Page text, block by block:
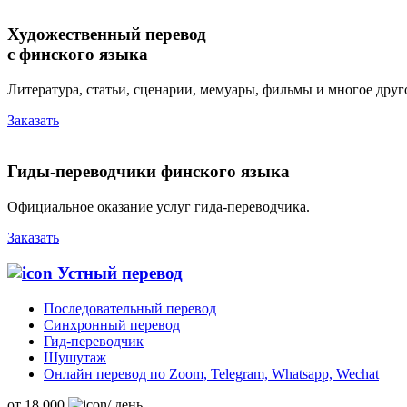
Художественный перевод
с финского языка
Литература, статьи, сценарии, мемуары, фильмы и многое
Заказать
Гиды-переводчики финского языка
Официальное оказание услуг гида-переводчика.
Заказать
Устный перевод
Последовательный перевод
Синхронный перевод
Гид-переводчик
Шушутаж
Онлайн перевод по Zoom, Telegram, Whatsapp, Wechat